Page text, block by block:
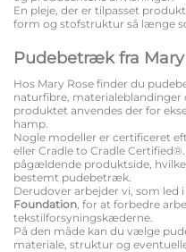
En pleje, der er tilpasset
form og stofstruktur så længe
Pudebetræk fra Mary
Hos Mary Rose finder du
naturfibre,
produktet anvendes der for
hamp.
Nogle modeller er certificeret
eller Cradle to Cradle
pågældende produktside,
bestemt pudebetræk.
Derudover arbejder vi, som led
Foundation, for at forbedre
tekstilforsyningskæderne.
På den måde kan du vælge
materiale, struktur og